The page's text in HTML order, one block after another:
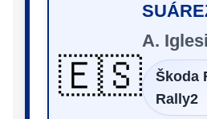
🇪🇸
A.
Škoda
Rally2